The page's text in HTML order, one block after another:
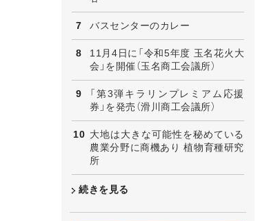
バスセンターのカレー
11月4日に「令和5年度 玉名花火大
会」を開催（玉名商工会議所）
「第3弾キラリンプレミアム応援
券」を発売（滑川商工会議所）
大地は大きな可能性を秘めている
農業分野に商機あり 植物育種研究
所
続きを見る